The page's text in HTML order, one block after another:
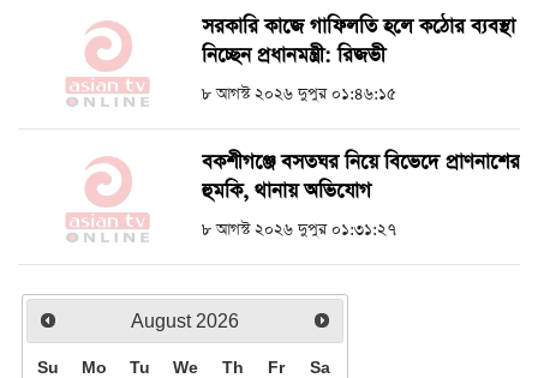
সরকারি কাজে গাফিলতি হলে কঠোর ব্যবস্থা
নিচ্ছেন প্রধানমন্ত্রী: রিজভী
৮ আগস্ট ২০২৬ দুপুর ০১:৪৬:১৫
বকশীগঞ্জে বসতঘর নিয়ে বিভেদে প্রাণনাশের
হুমকি, থানায় অভিযোগ
৮ আগস্ট ২০২৬ দুপুর ০১:৩১:২৭
August 2026
Su Mo Tu We Th Fr Sa